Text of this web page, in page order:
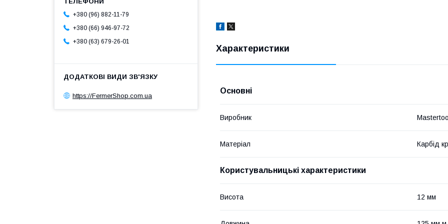
Характеристики
Основні
Виробник Mastertool
Матеріал Карбід
Користувальницькі характеристики
Висота 12 мм
+380 (96) 882-11-79
+380 (66) 946-97-72
+380 (63) 679-26-01
https://FermerShop.com.ua